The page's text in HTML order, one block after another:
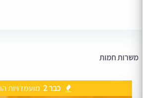
משרות חמות
כבר 2 מועמדויות